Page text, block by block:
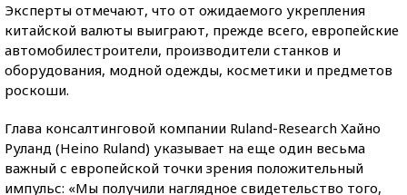
Эксперты отмечают, что от ожидаемого укрепления
китайской валюты выиграют, прежде всего, европейские
автомобилестроители, производители станков и
оборудования, модной одежды, косметики и предметов
роскоши.
Глава консалтинговой компании Ruland-Research Хайно
Руланд (Heino Ruland) указывает на еще один весьма
важный с европейской точки зрения положительный
импульс: «Мы получили наглядное свидетельство того,